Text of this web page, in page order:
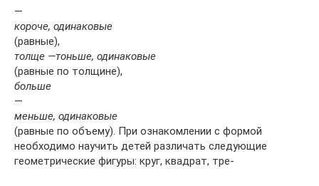
—
короче, оди­наковые
(равные),
толще —тоньше, одинаковые
(равные по толщине),
больше
—
меньше, одинаковые
(равные по объему). При ознакомлении с формой
необходимо научить детей раз­личать следующие
геометрические фигуры: круг, квадрат, тре-